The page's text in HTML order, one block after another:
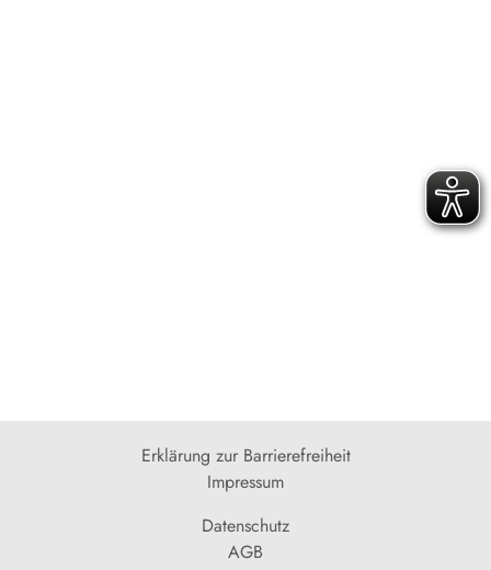
Erklärung zur Barrierefreiheit
Impressum
Datenschutz
AGB